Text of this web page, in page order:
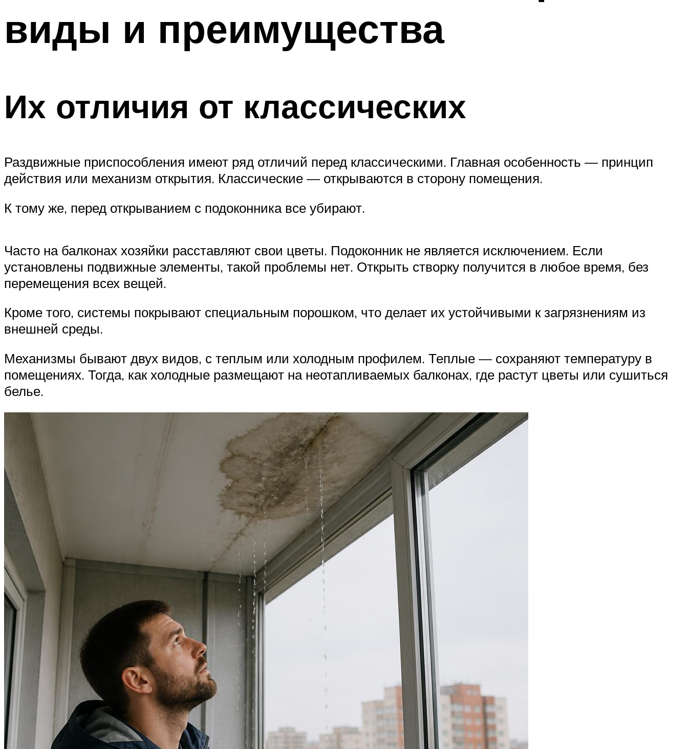
виды и преимущества
Их отличия от классических
Раздвижные приспособления имеют ряд отличий перед классическими. Главная особенность — принцип
действия или механизм открытия. Классические — открываются в сторону помещения.
К тому же, перед открыванием с подоконника все убирают.
Часто на балконах хозяйки расставляют свои цветы. Подоконник не является исключением. Если
установлены подвижные элементы, такой проблемы нет. Открыть створку получится в любое время, без
перемещения всех вещей.
Кроме того, системы покрывают специальным порошком, что делает их устойчивыми к загрязнениям из
внешней среды.
Механизмы бывают двух видов, с теплым или холодным профилем. Теплые — сохраняют температуру в
помещениях. Тогда, как холодные размещают на неотапливаемых балконах, где растут цветы или сушиться
белье.